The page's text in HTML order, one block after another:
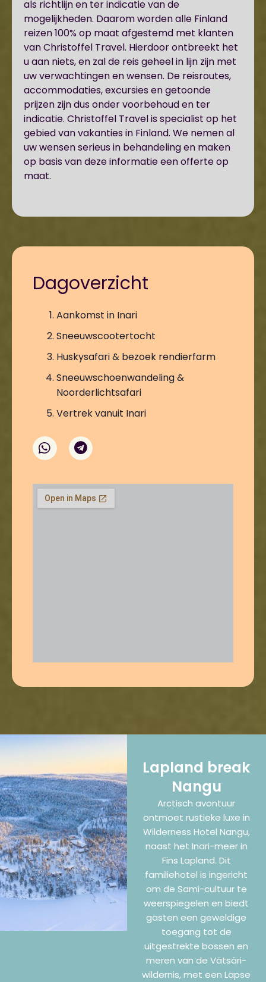
als richtlijn en ter indicatie van de
mogelijkheden. Daarom worden alle Finland
reizen 100% op maat afgestemd met klanten
van Christoffel Travel. Hierdoor ontbreekt het
u aan niets, en zal de reis geheel in lijn zijn met
uw verwachtingen en wensen. De reisroutes,
accommodaties, excursies en getoonde
prijzen zijn dus onder voorbehoud en ter
indicatie. Christoffel Travel is specialist op het
gebied van vakanties in Finland. We nemen al
uw wensen serieus in behandeling en maken
op basis van deze informatie een offerte op
maat.
Dagoverzicht
Aankomst in Inari
Sneeuwscootertocht
Huskysafari & bezoek rendierfarm
Sneeuwschoenwandeling &
Noorderlichtsafari
Vertrek vanuit Inari
Lapland break
Nangu
Arctisch avontuur
ontmoet rustieke luxe in
Wilderness Hotel Nangu,
naast het Inari-meer in
Fins Lapland. Dit
familiehotel is ingericht
om de Sami-cultuur te
weerspiegelen en biedt
gasten een geweldige
toegang tot de
uitgestrekte bossen en
meren van de Vätsäri-
wildernis, met een Lapse